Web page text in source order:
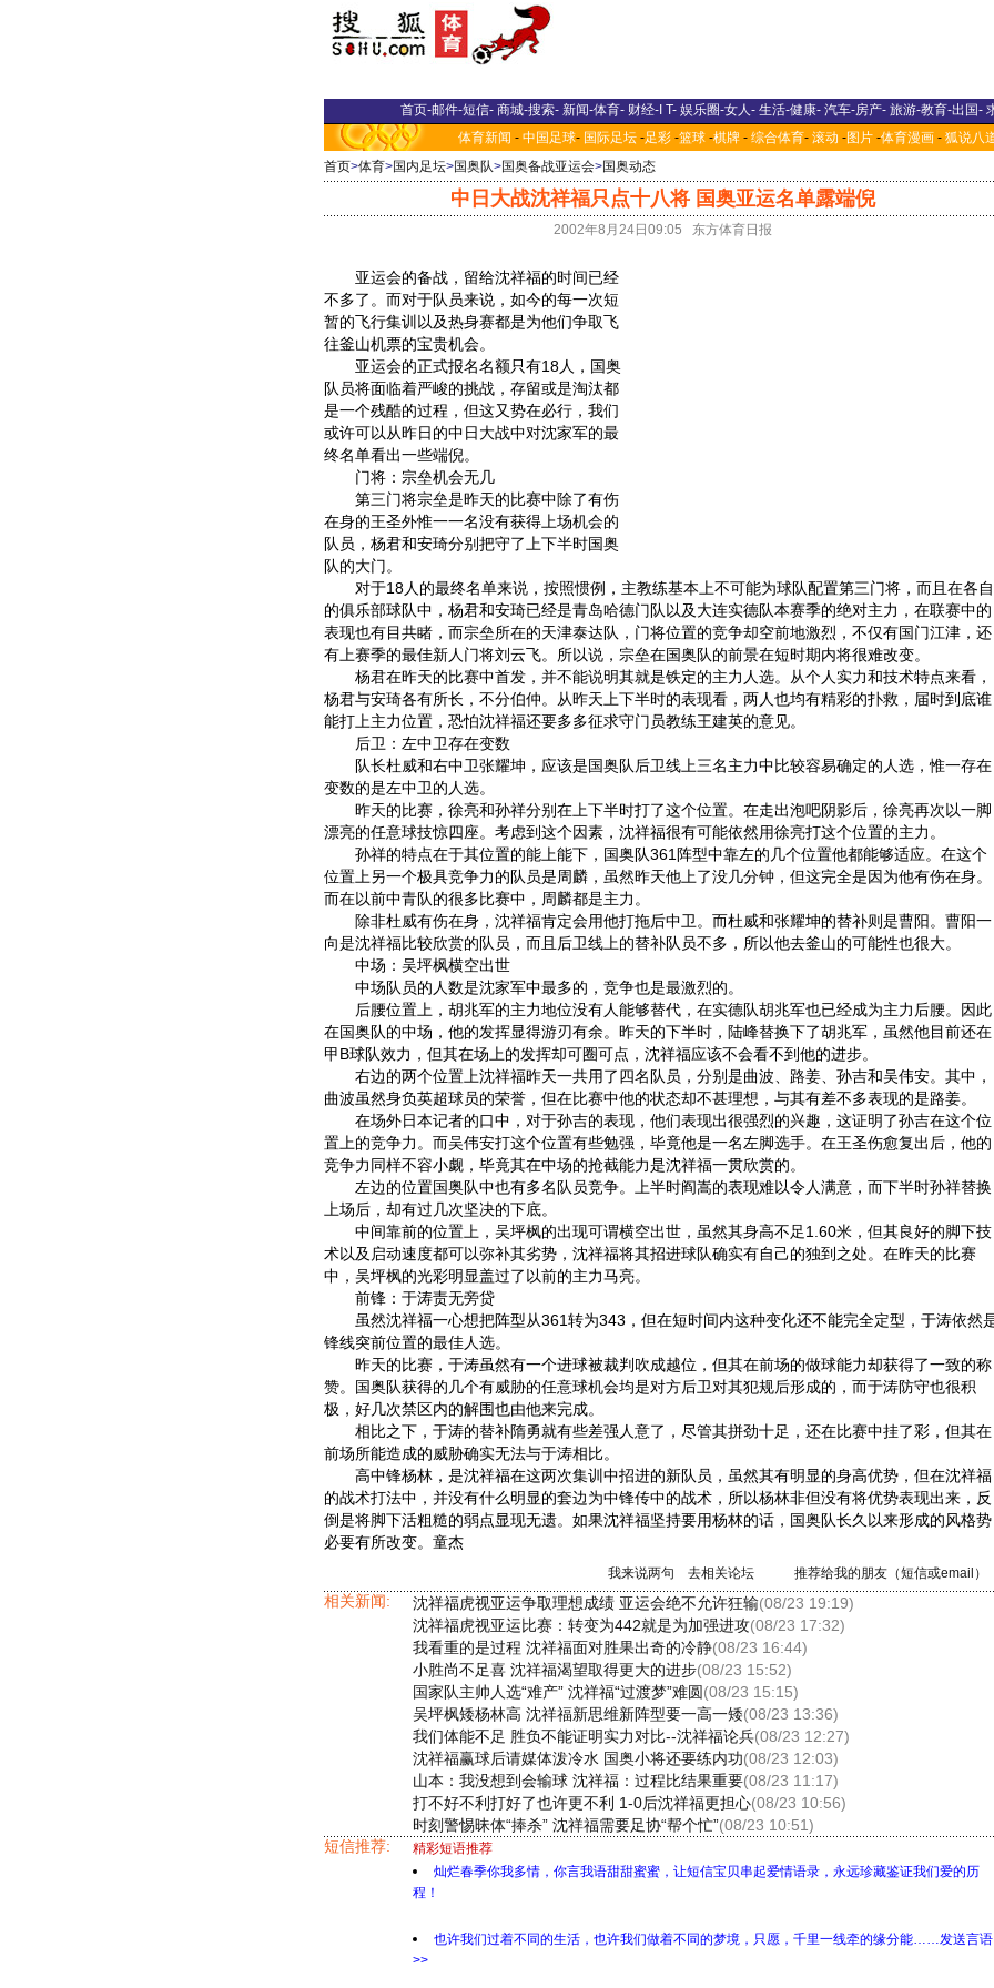
首页-邮件-短信- 商城-搜索- 新闻-体育- 财经-I T- 娱乐圈-女人- 生活-健康- 汽车-房产- 旅游-教育-出国-
体育新闻 - 中国足球- 国际足坛 -足彩 -篮球 -棋牌 - 综合体育- 滚动 -图片 -体育漫画 - 狐说八
首页>体育>国内足坛>国奥队>国奥备战亚运会>国奥动态
中日大战沈祥福只点十八将 国奥亚运名单露端倪
2002年8月24日09:05 东方体育日报
亚运会的备战，留给沈祥福的时间已经
不多了。而对于队员来说，如今的每一次短
暂的飞行集训以及热身赛都是为他们争取飞
往釜山机票的宝贵机会。
亚运会的正式报名名额只有18人，国奥
队员将面临着严峻的挑战，存留或是淘汰都
是一个残酷的过程，但这又势在必行，我们
或许可以从昨日的中日大战中对沈家军的最
终名单看出一些端倪。
门将：宗垒机会无几
第三门将宗垒是昨天的比赛中除了有伤
在身的王圣外惟一一名没有获得上场机会的
队员，杨君和安琦分别把守了上下半时国奥
队的大门。
对于18人的最终名单来说，按照惯例，主教练基本上不可能为球队配置第三门将，而且在各自
的俱乐部球队中，杨君和安琦已经是青岛哈德门队以及大连实德队本赛季的绝对主力，在联赛中的
表现也有目共睹，而宗垒所在的天津泰达队，门将位置的竞争却空前地激烈，不仅有国门江津，还
有上赛季的最佳新人门将刘云飞。所以说，宗垒在国奥队的前景在短时期内将很难改变。
杨君在昨天的比赛中首发，并不能说明其就是铁定的主力人选。从个人实力和技术特点来看，
杨君与安琦各有所长，不分伯仲。从昨天上下半时的表现看，两人也均有精彩的扑救，届时到底谁
能打上主力位置，恐怕沈祥福还要多多征求守门员教练王建英的意见。
后卫：左中卫存在变数
队长杜威和右中卫张耀坤，应该是国奥队后卫线上三名主力中比较容易确定的人选，惟一存在
变数的是左中卫的人选。
昨天的比赛，徐亮和孙祥分别在上下半时打了这个位置。在走出泡吧阴影后，徐亮再次以一脚
漂亮的任意球技惊四座。考虑到这个因素，沈祥福很有可能依然用徐亮打这个位置的主力。
孙祥的特点在于其位置的能上能下，国奥队361阵型中靠左的几个位置他都能够适应。在这个
位置上另一个极具竞争力的队员是周麟，虽然昨天他上了没几分钟，但这完全是因为他有伤在身。
而在以前中青队的很多比赛中，周麟都是主力。
除非杜威有伤在身，沈祥福肯定会用他打拖后中卫。而杜威和张耀坤的替补则是曹阳。曹阳一
向是沈祥福比较欣赏的队员，而且后卫线上的替补队员不多，所以他去釜山的可能性也很大。
中场：吴坪枫横空出世
中场队员的人数是沈家军中最多的，竞争也是最激烈的。
后腰位置上，胡兆军的主力地位没有人能够替代，在实德队胡兆军也已经成为主力后腰。因此
在国奥队的中场，他的发挥显得游刃有余。昨天的下半时，陆峰替换下了胡兆军，虽然他目前还在
甲B球队效力，但其在场上的发挥却可圈可点，沈祥福应该不会看不到他的进步。
右边的两个位置上沈祥福昨天一共用了四名队员，分别是曲波、路姜、孙吉和吴伟安。其中，
曲波虽然身负英超球员的荣誉，但在比赛中他的状态却不甚理想，与其有差不多表现的是路姜。
在场外日本记者的口中，对于孙吉的表现，他们表现出很强烈的兴趣，这证明了孙吉在这个位
置上的竞争力。而吴伟安打这个位置有些勉强，毕竟他是一名左脚选手。在王圣伤愈复出后，他的
竞争力同样不容小觑，毕竟其在中场的抢截能力是沈祥福一贯欣赏的。
左边的位置国奥队中也有多名队员竞争。上半时阎嵩的表现难以令人满意，而下半时孙祥替换
上场后，却有过几次坚决的下底。
中间靠前的位置上，吴坪枫的出现可谓横空出世，虽然其身高不足1.60米，但其良好的脚下技
术以及启动速度都可以弥补其劣势，沈祥福将其招进球队确实有自己的独到之处。在昨天的比赛
中，吴坪枫的光彩明显盖过了以前的主力马亮。
前锋：于涛责无旁贷
虽然沈祥福一心想把阵型从361转为343，但在短时间内这种变化还不能完全定型，于涛依然
锋线突前位置的最佳人选。
昨天的比赛，于涛虽然有一个进球被裁判吹成越位，但其在前场的做球能力却获得了一致的称
赞。国奥队获得的几个有威胁的任意球机会均是对方后卫对其犯规后形成的，而于涛防守也很积
极，好几次禁区内的解围也由他来完成。
相比之下，于涛的替补隋勇就有些差强人意了，尽管其拼劲十足，还在比赛中挂了彩，但其在
前场所能造成的威胁确实无法与于涛相比。
高中锋杨林，是沈祥福在这两次集训中招进的新队员，虽然其有明显的身高优势，但在沈祥福
的战术打法中，并没有什么明显的套边为中锋传中的战术，所以杨林非但没有将优势表现出来，反
倒是将脚下活粗糙的弱点显现无遗。如果沈祥福坚持要用杨林的话，国奥队长久以来形成的风格势
必要有所改变。童杰
我来说两句 去相关论坛 推荐给我的朋友（短信或email）
相关新闻: 沈祥福虎视亚运争取理想成绩 亚运会绝不允许狂输(08/23 19:19)
沈祥福虎视亚运比赛：转变为442就是为加强进攻(08/23 17:32)
我看重的是过程 沈祥福面对胜果出奇的冷静(08/23 16:44)
小胜尚不足喜 沈祥福渴望取得更大的进步(08/23 15:52)
国家队主帅人选“难产” 沈祥福“过渡梦”难圆(08/23 15:15)
吴坪枫矮杨林高 沈祥福新思维新阵型要一高一矮(08/23 13:36)
我们体能不足 胜负不能证明实力对比--沈祥福论兵(08/23 12:27)
沈祥福赢球后请媒体泼冷水 国奥小将还要练内功(08/23 12:03)
山本：我没想到会输球 沈祥福：过程比结果重要(08/23 11:17)
打不好不利打好了也许更不利 1-0后沈祥福更担心(08/23 10:56)
时刻警惕昧体“捧杀” 沈祥福需要足协“帮个忙”(08/23 10:51)
短信推荐:
精彩短语推荐
灿烂春季你我多情，你言我语甜甜蜜蜜，让短信宝贝串起爱情语录，永远珍藏鉴证我们爱的历
程！
也许我们过着不同的生活，也许我们做着不同的梦境，只愿，千里一线牵的缘分能……发送言语
>>